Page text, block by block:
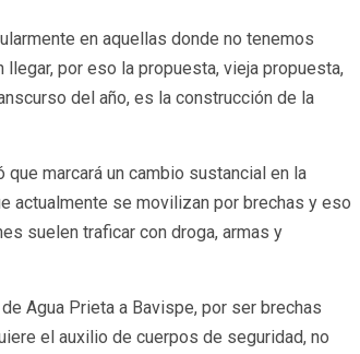
en aquellas donde no tenemos
por eso la propuesta, vieja propuesta,
del año, es la construcción de la
marcará un cambio sustancial en la
actualmente se movilizan por brechas y eso
suelen traficar con droga, armas y
Agua Prieta a Bavispe, por ser brechas
el auxilio de cuerpos de seguridad, no